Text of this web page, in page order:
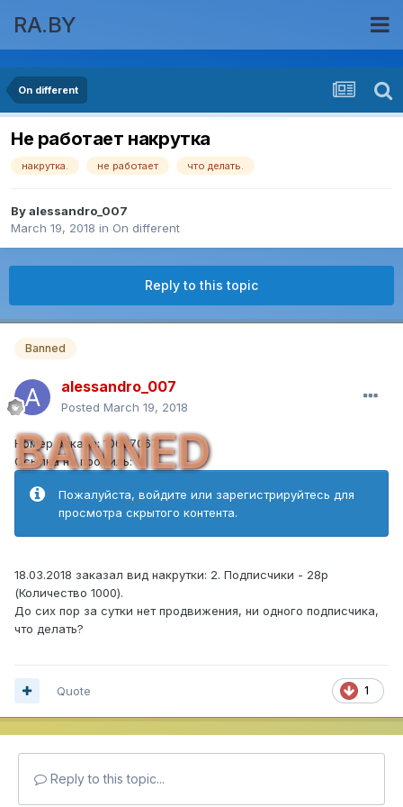
RA.BY
On different
Не работает накрутка
накрутка. не работает что делать.
Byalessandro_007
March 19, 2018 in On different
Reply to this topic
Banned
alessandro_007
Posted March 19, 2018
BANNED
Номер заказа: 10607067
Ссылка на профиль:
Пожалуйста, войдите или зарегистрируйтесь для
просмотра скрытого контента.
18.03.2018 заказал вид накрутки: 2. Подписчики - 28p
(Количество 1000).
До сих пор за сутки нет продвижения, ни одного подписчика,
что делать?
1
Quote
Reply to this topic...